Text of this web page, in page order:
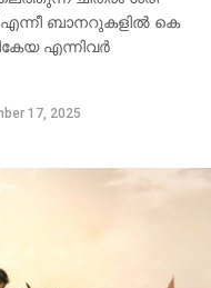
ബാനറുകളിൽ കെ
എന്നിവർ
17, 2025